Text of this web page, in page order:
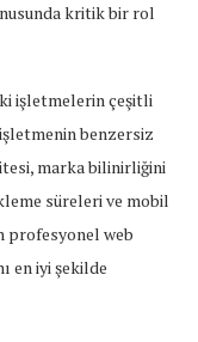
kritik bir rol
işletmelerin çeşitli
benzersiz
marka bilinirliğini
süreleri ve mobil
profesyonel web
en iyi şekilde